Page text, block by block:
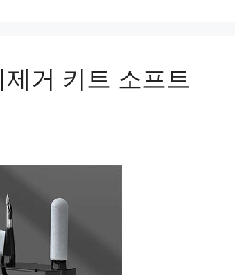
거 키트 소프트